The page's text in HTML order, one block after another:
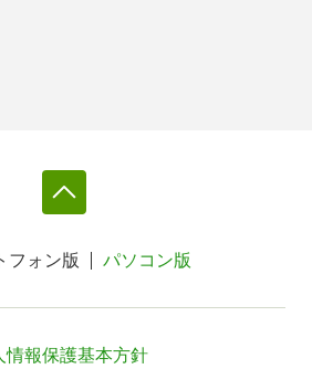
フォン版 パソコン版
情報保護基本方針